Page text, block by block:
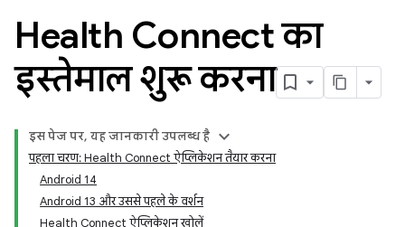
Health Connect का
इस्तेमाल शुरू करना
इस पेज पर, यह जानकारी उपलब्ध है
पहला चरण: Health Connect ऐप्लिकेशन तैयार करना
Android 14
Android 13 और उससे पहले के वर्शन
Health Connect ऐप्लिकेशन खोलें